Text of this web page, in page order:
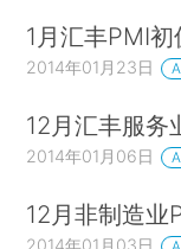
1月汇丰PMI
2014年01月23日
12月汇丰服务
2014年01月06日
12月非制造业